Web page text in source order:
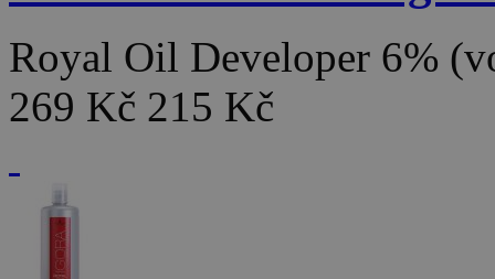
Royal Oil Developer 6%
269 Kč 215 Kč